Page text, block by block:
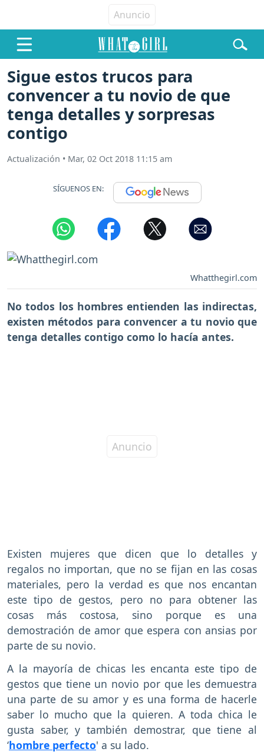
Sigue estos trucos para
convencer a tu novio de que
tenga detalles y sorpresas
contigo
Actualización • Mar, 02 Oct 2018 11:15 am
SÍGUENOS EN:
Whatthegirl.com
No todos los hombres entienden las indirectas,
existen métodos para convencer a tu novio que
tenga detalles contigo como lo hacía antes.
Existen mujeres que dicen que lo detalles y
regalos no importan, que no se fijan en las cosas
materiales, pero la verdad es que nos encantan
este tipo de gestos, pero no para obtener las
cosas más costosa, sino porque es una
demostración de amor que espera con ansias por
parte de su novio.
A la mayoría de chicas les encanta este tipo de
gestos que tiene un novio por que les demuestra
una parte de su amor y es una forma de hacerle
saber lo mucho que la quieren. A toda chica le
gusta saber, y también demostrar, que tiene al
‘hombre perfecto' a su lado.